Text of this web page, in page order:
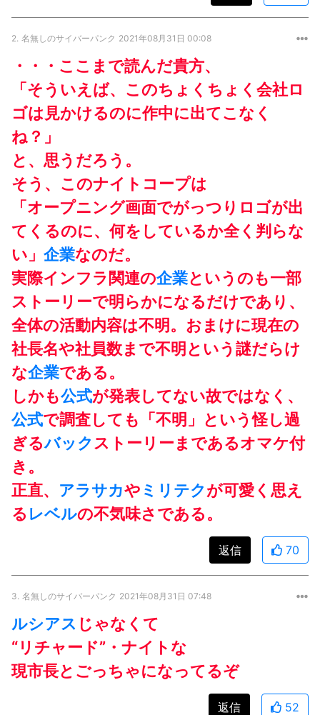
2. 名無しのサイバーパンク 2021年08月31日 00:08
・・・ここまで読んだ貴方、
「そういえば、このちょくちょく会社ロ
ゴは見かけるのに作中に出てこなく
ね？」
と、思うだろう。
そう、このナイトコープは
「オープニング画面でがっつりロゴが出
てくるのに、何をしているか全く判らな
い」 企業なのだ。
実際インフラ関連の企業というのも一部
ストーリーで明らかになるだけであり、
全体の活動内容は不明。おまけに現在の
社長名や社員数まで不明という謎だらけ
な企業である。
しかも公式が発表してない故ではなく、
公式で調査しても「不明」という怪し過
ぎるバック ストーリーまであるオマケ付
き。
正直、 アラサカや ミリテクが可愛く思え
る レベルの不気味さである。
返信 70
3. 名無しのサイバーパンク 2021年08月31日 07:48
ルシアス じゃなくて
“リチャード”・ナイトな
現市長とごっちゃになってるぞ
返信 52